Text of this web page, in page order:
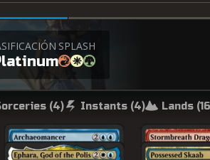
SPLASH
(4) Instants (4) Lands (16